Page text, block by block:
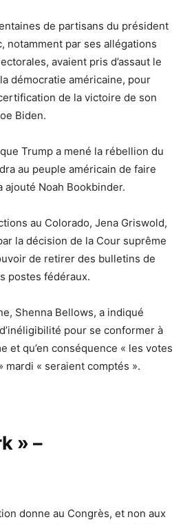
de partisans du président
notamment par ses allégations
avaient pris d’assaut le
démocratie américaine, pour
de la victoire de son
Biden.
Trump a mené la rébellion du
au peuple américain de faire
ajouté Noah Bookbinder.
au Colorado, Jena Griswold,
la décision de la Cour suprême
de retirer des bulletins de
postes fédéraux.
Shenna Bellows, a indiqué
pour se conformer à
et qu’en conséquence « les votes
mardi « seraient comptés ».
» –
donne au Congrès, et non aux